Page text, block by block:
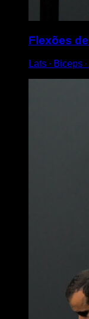
Flexões
Lats ∙ Biceps